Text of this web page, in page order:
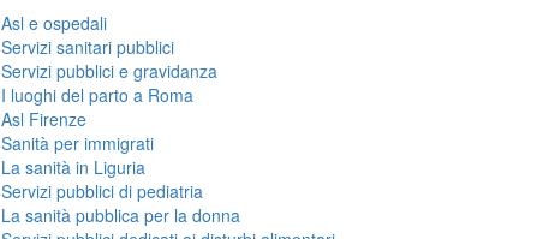
Asl e ospedali
Servizi sanitari pubblici
Servizi pubblici e gravidanza
I luoghi del parto a Roma
Asl Firenze
Sanità per immigrati
La sanità in Liguria
Servizi pubblici di pediatria
La sanità pubblica per la donna